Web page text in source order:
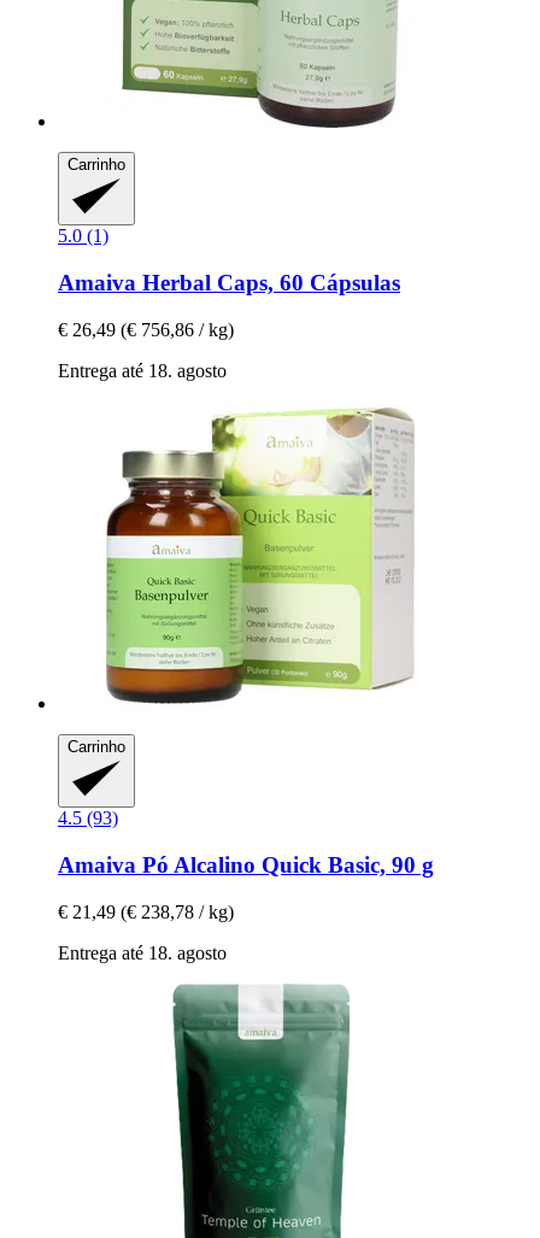
Carrinho
5.0 (1)
Amaiva Herbal Caps, 60 Cápsulas
€ 26,49 (€ 756,86 / kg)
Entrega até 18. agosto
Carrinho
4.5 (93)
Amaiva Pó Alcalino Quick Basic, 90 g
€ 21,49 (€ 238,78 / kg)
Entrega até 18. agosto